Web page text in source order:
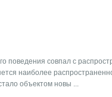
поведения совпал с
наиболее
объектом новы ...